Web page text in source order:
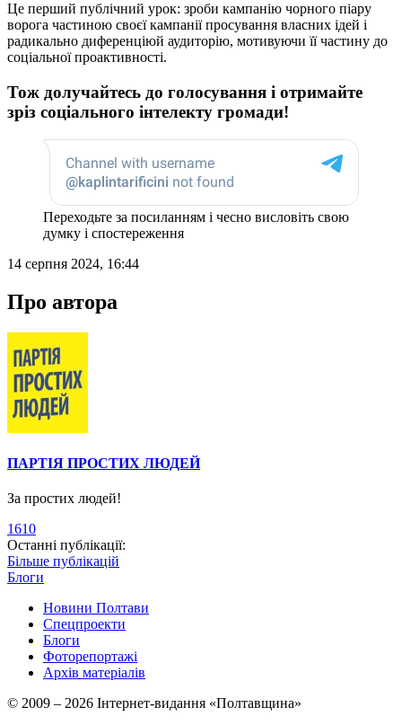
Це перший публічний урок: зроби кампанію чорного піару
ворога частиною своєї кампанії просування власних ідей і
радикально диференціюй аудиторію, мотивуючи її частину до
соціальної проактивності.
Тож долучайтесь до голосування і отримайте
зріз соціального інтелекту громади!
Переходьте за посиланням і чесно висловіть свою
думку і спостереження
14 серпня 2024, 16:44
Про автора
ПАРТІЯ ПРОСТИХ ЛЮДЕЙ
За простих людей!
1610
Останні публікації:
Більше публікацій
Блоги
Новини Полтави
Спецпроекти
Блоги
Фоторепортажі
Архів матеріалів
© 2009 – 2026 Інтернет-видання «Полтавщина»